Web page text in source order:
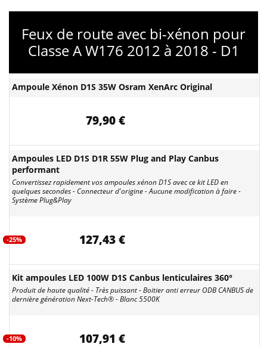
Feux de route avec bi-xénon pour
Classe A W176 2012 à 2018 - D1
Ampoule Xénon D1S 35W Osram XenArc Original
79,90 €
Ampoules LED D1S D1R 55W Plug and Play Canbus
performant
Convertissez rapidement vos ampoules xénon D1S avec ce kit LED en
quelques secondes - Connecteur d'origine - Aucune modification à faire -
Système Plug&Play
-25% 127,43 €
Kit ampoules LED 100W D1S Canbus lenticulaires 360°
Produit de haute qualité - Très puissant - Boitier anti erreur ODB CANBUS de
dernière génération Next-Tech® - Blanc 5500K
-10% 107,91 €